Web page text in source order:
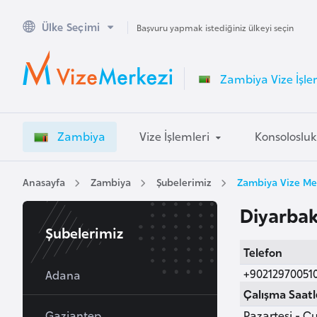
Ülke Seçimi Başvuru yapmak istediğiniz ülkeyi seçin
Zambiya Vize
Zambiya Vize İşlemleri Konsolosluk
Anasayfa Zambiya Şubelerimiz Zambiya Vize
Telefon
Çalışma
Şubelerimiz
Adana
A
u
s
a
l
A
u
s
t